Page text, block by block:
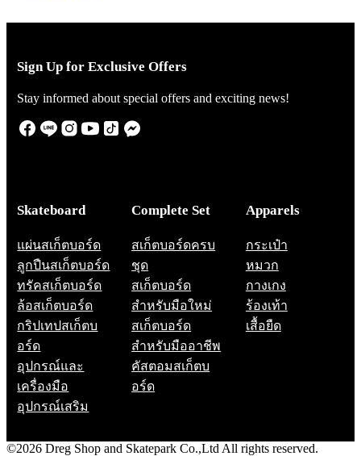
product
Sign Up for Exclusive Offers
Stay informed about special offers and exciting news!
Skateboard
แผ่นสเก็ตบอร์ด
ลูกปืนสเก็ตบอร์ด
ทรัคสเก็ตบอร์ด
ล้อสเก็ตบอร์ด
กริปเทปสเก็ตบ
อร์ด
อุปกรณ์และ
เครื่องมือ
อุปกรณ์เสริม
Complete Set
สเก็ตบอร์ดครบ
ชุด
สเก็ตบอร์ด
สำหรับมือใหม่
สเก็ตบอร์ด
สำหรับมืออาชีพ
คัสตอมสเก็ตบ
อร์ด
Apparels
กระเป๋า
หมวก
กางเกง
ร้องเท้า
เสื้อยืด
©2026 Dreg Shop and Skatepark Co.,Ltd All rights reserved.